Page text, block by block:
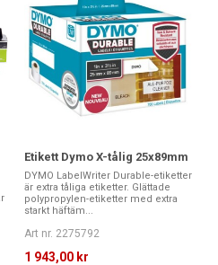
Etikett Dymo X-tålig 25x89mm
DYMO LabelWriter Durable-etiketter
är extra tåliga etiketter. Glättade
polypropylen-etiketter med extra
starkt häftäm...
Art nr. 2275792
1 943,00 kr